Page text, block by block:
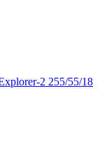
2 255/55/18